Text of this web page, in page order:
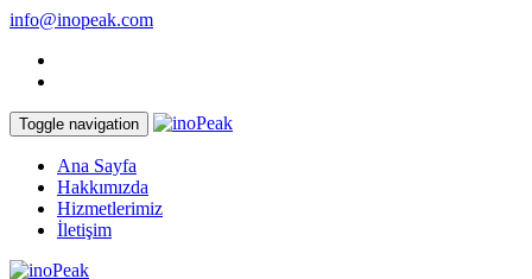
info@inopeak.com
Toggle navigation
Ana Sayfa
Hakkımızda
Hizmetlerimiz
İletişim